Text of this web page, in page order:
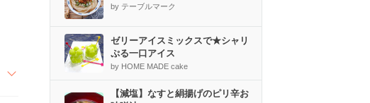
by テーブルマーク
ゼリーアイスミックスで★シャリ
ぷる一口アイス
by HOME MADE cake
【減塩】なすと絹揚げのピリ辛お